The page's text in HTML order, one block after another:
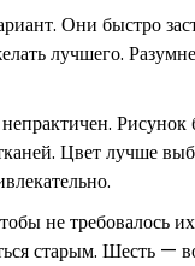
Они быстро
лучшего.
Рисунок
Цвет лучше
не требовалось
старым. Шесть —